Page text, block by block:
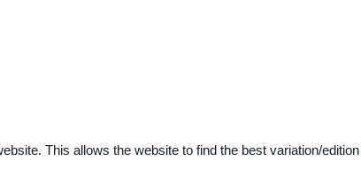
This allows the website to find the best variation/edition